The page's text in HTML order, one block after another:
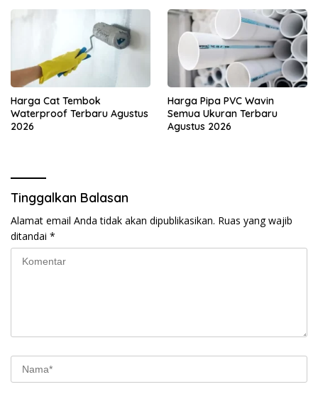
Harga Cat Tembok
Waterproof Terbaru Agustus
2026
Harga Pipa PVC Wavin
Semua Ukuran Terbaru
Agustus 2026
Tinggalkan Balasan
Alamat email Anda tidak akan dipublikasikan. Ruas yang wajib
ditandai *